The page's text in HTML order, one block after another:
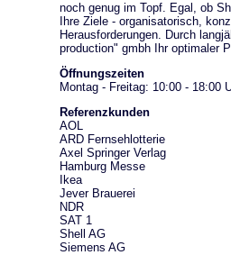
noch genug im Topf. Egal, ob
Ihre Ziele - organisatorisch,
Herausforderungen. Durch
production" gmbh Ihr optimaler
Öffnungszeiten
Montag - Freitag: 10:00 - 18:00
Referenzkunden
AOL
ARD Fernsehlotterie
Axel Springer Verlag
Hamburg Messe
Ikea
Jever Brauerei
NDR
SAT 1
Shell AG
Siemens AG